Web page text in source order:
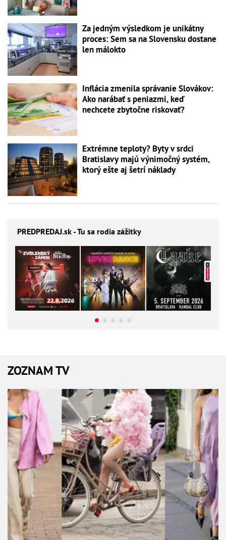
Za jedným výsledkom je unikátny
proces: Sem sa na Slovensku dostane
len málokto
Inflácia zmenila správanie Slovákov:
Ako narábať s peniazmi, keď
nechcete zbytočne riskovať?
Extrémne teploty? Byty v srdci
Bratislavy majú výnimočný systém,
ktorý ešte aj šetrí náklady
PREDPREDAJ.sk - Tu sa rodia zážitky
ZOZNAM TV